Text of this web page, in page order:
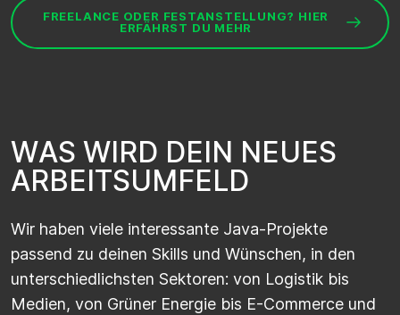
FREELANCE ODER FESTANSTELLUNG? HIER
ERFÄHRST DU MEHR
WAS WIRD DEIN NEUES
ARBEITSUMFELD
Wir haben viele interessante Java-Projekte
passend zu deinen Skills und Wünschen, in den
unterschiedlichsten Sektoren: von Logistik bis
Medien, von Grüner Energie bis E-Commerce und